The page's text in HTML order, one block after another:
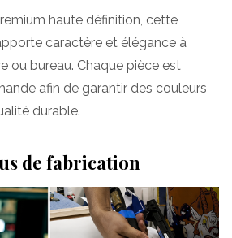
haute définition, cette
caractère et élégance à
ou bureau. Chaque pièce est
afin de garantir des couleurs
durable.
de fabrication